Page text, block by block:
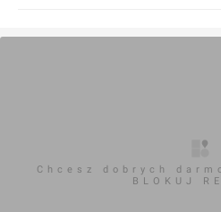
Chcesz dobrych
BLOKUJ